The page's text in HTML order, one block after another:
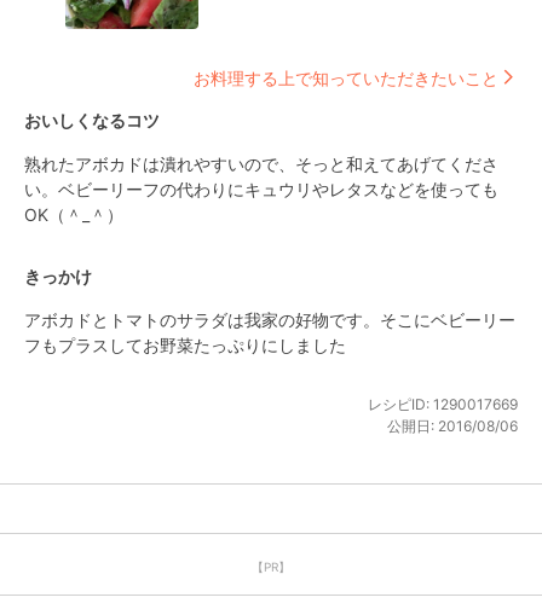
お料理する上で知っていただきたいこと
おいしくなるコツ
熟れたアボカドは潰れやすいので、そっと和えてあげてくださ
い。ベビーリーフの代わりにキュウリやレタスなどを使っても
OK（＾_＾）
きっかけ
アボカドとトマトのサラダは我家の好物です。そこにベビーリー
フもプラスしてお野菜たっぷりにしました
レシピID: 1290017669
公開日: 2016/08/06
【PR】